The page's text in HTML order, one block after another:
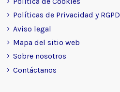
Políticas de Privacidad y RGPD
Aviso legal
Mapa del sitio web
Sobre nosotros
Contáctanos